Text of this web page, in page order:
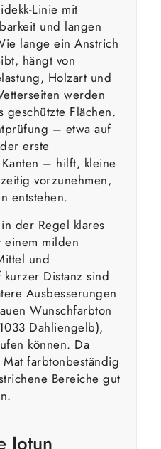
Linie mit
und langen
lange ein Anstrich
hängt von
Holzart und
werden
geschützte Flächen.
– etwa auf
erste
– hilft, kleine
vorzunehmen,
entstehen.
der Regel klares
einem milden
und
Distanz sind
Ausbesserungen
Wunschfarbton
Dahliengelb),
können. Da
farbtonbeständig
Bereiche gut
Jotun